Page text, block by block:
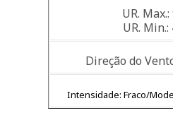
UR. Max.:
UR. Min.:
Direção do
Intensidade: Fraco/